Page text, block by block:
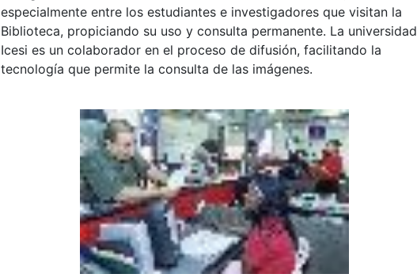
especialmente entre los estudiantes e investigadores que visitan la
Biblioteca, propiciando su uso y consulta permanente. La universidad
Icesi es un colaborador en el proceso de difusión, facilitando la
tecnología que permite la consulta de las imágenes.